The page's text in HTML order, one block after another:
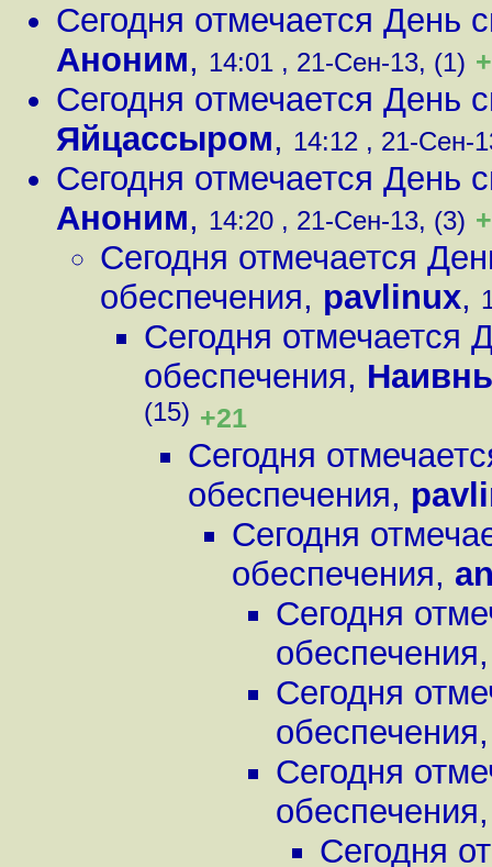
Сегодня отмечается День
Аноним, 14:01 , 21-Сен-13, (1)
Сегодня отмечается День
Яйцассыром, 14:12 , 21-Сен-
Сегодня отмечается День
Аноним, 14:20 , 21-Сен-13, (3)
Сегодня отмечается
обеспечения, pavlinux,
Сегодня отмечается
обеспечения,
(15) +21
Сегодня
обеспечения,
Сегодня
обеспечения,
Сегодня
обеспечения
Сегодня
обеспечения
Сегодня
обеспечения
Сегодня